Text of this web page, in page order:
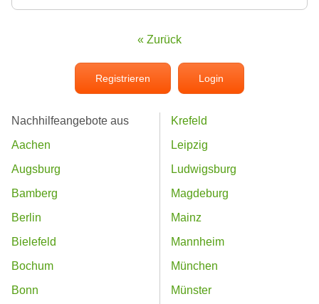
« Zurück
Registrieren Login
Nachhilfeangebote aus
Aachen
Augsburg
Bamberg
Berlin
Bielefeld
Bochum
Bonn
Krefeld
Leipzig
Ludwigsburg
Magdeburg
Mainz
Mannheim
München
Münster